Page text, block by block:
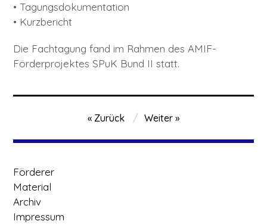
• Tagungsdokumentation
• Kurzbericht
Die Fachtagung fand im Rahmen des AMIF-
Förderprojektes SPuK Bund II statt.
Beitragsnavigation
Zurück Weiter
Förderer
Material
Archiv
Impressum